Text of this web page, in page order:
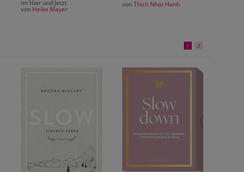
im Hier und Jetzt
von Heike Mayer
von Thich Nhat Hanh
1 2